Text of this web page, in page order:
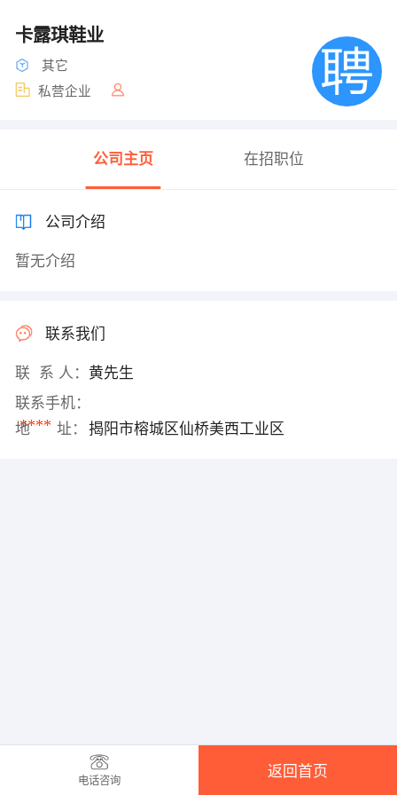
卡露琪鞋业
其它
私营企业
公司主页 在招职位
公司介绍
暂无介绍
联系我们
联 系 人： 黄先生
联系手机：
****
地 址： 揭阳市榕城区仙桥美西工业区
电话咨询
返回首页